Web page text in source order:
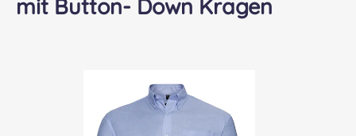
mit Button- Down Kragen